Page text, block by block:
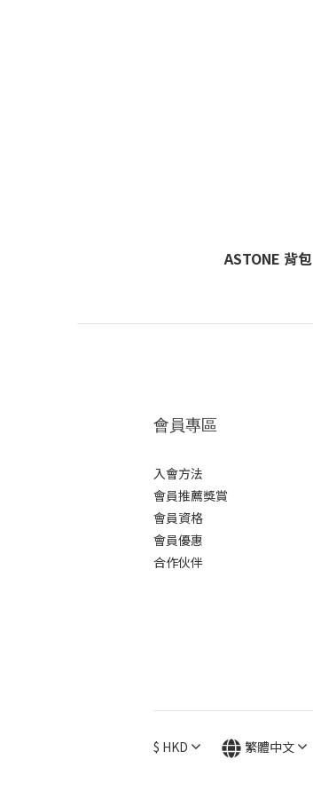
ASTONE 背包
會員專區
入會方法
會員推薦獎賞
會員資格
會員優惠
合作伙伴
$ HKD 繁體中文